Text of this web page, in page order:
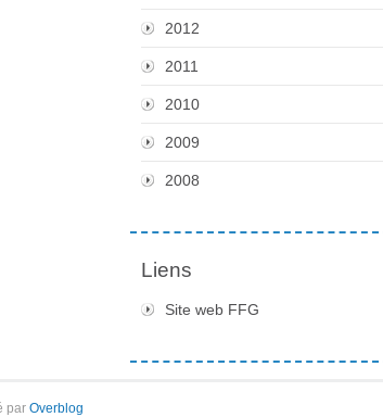
2012
2011
2010
2009
2008
Liens
Site web FFG
par Overblog